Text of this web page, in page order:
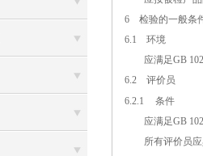
6 检验的一般条
6.1 环境
应满足GB
6.2 评价员
6.2.1
条件
应满足GB
所有评价员应具